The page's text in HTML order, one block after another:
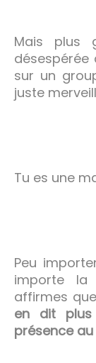
Mais plus
désespérée
sur un
juste
Tu es une
Peu
importe la
affirmes
en dit
présence